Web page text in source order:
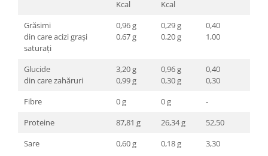
Kcal
Kcal
Grăsimi
din care acizi grași
saturați
0,96 g
0,67 g
0,29 g
0,20 g
0,40
1,00
Glucide
din care zahăruri
3,20 g
0,99 g
0,96 g
0,30 g
0,40
0,30
Fibre
0 g 0 g
-
Proteine
87,81 g 26,34 g
52,50
Sare
0,60 g 0,18 g 3,30